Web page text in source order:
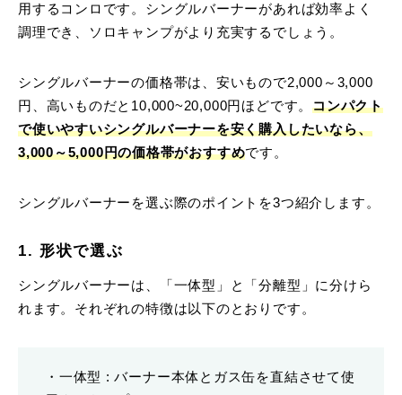
用するコンロです。シングルバーナーがあれば効率よく
調理でき、ソロキャンプがより充実するでしょう。
シングルバーナーの価格帯は、安いもので2,000～3,000
円、高いものだと10,000~20,000円ほどです。コンパクト
で使いやすいシングルバーナーを安く購入したいなら、
3,000～5,000円の価格帯がおすすめです。
シングルバーナーを選ぶ際のポイントを3つ紹介します。
1. 形状で選ぶ
シングルバーナーは、「一体型」と「分離型」に分けら
れます。それぞれの特徴は以下のとおりです。
・一体型 : バーナー本体とガス缶を直結させて使